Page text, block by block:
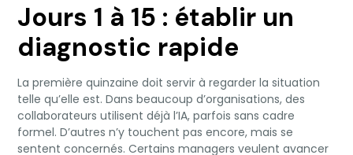
Jours 1 à 15 : établir un
diagnostic rapide
La première quinzaine doit servir à regarder la situation
telle qu’elle est. Dans beaucoup d’organisations, des
collaborateurs utilisent déjà l’IA, parfois sans cadre
formel. D’autres n’y touchent pas encore, mais se
sentent concernés. Certains managers veulent avancer